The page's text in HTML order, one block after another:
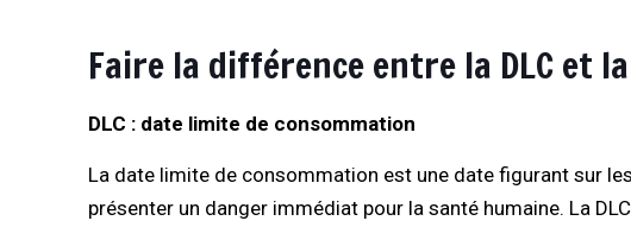
Faire la différence entre la DLC et la
DLC : date limite de consommation
La date limite de consommation est une date figurant sur
présenter un danger immédiat pour la santé humaine. La